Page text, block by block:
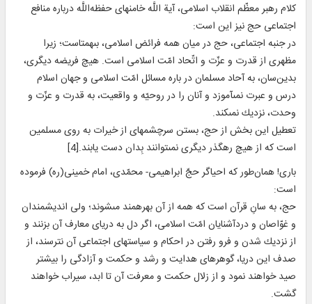
کلام رهبر معظّم انقلاب اسلامى، آية اللَّه خامنه‏اى حفظه‌اللَّه در‌باره منافع
اجتماعى حج نیز این است:
در جنبه اجتماعى، حج در ميان همه فرائض اسلامى، بى‏همتاست؛ زيرا
مظهرى از قدرت و عزّت و اتّحاد امّت اسلامى است. هيچ فريضه ديگرى،
بدين‌سان، به آحاد مسلمان در باره مسائل امّت اسلامى و جهان اسلام
درس و عبرت نمى‏آموزد و آنان را در روحيّه و واقعيت، به قدرت و عزّت و
وحدت، نزديك نمى‏كند.
تعطيل اين بخش از حج، بستن سرچشمه‏اى از خيرات به روى مسلمين
است كه از هيچ ره‏گذر ديگرى نمى‏توانند بِدان دست يابند.[4]
بارى! همان‌طور كه احياگر حجّ ابراهيمى- محمّدى، امام خمينی(ره) فرموده
است:
حج، به سانِ قرآن است كه همه از آن بهره‏مند مى‏شوند؛ ولى انديشمندان
و غوّاصان و دردآشنايان امّت اسلامى، اگر دل به درياى معارف آن بزنند و
از نزديك شدن و فرو رفتن در احكام و سياست‏هاى اجتماعى آن نترسند، از
صدف اين دريا، گوهرهاى هدايت و رشد و حكمت و آزادگى را بيشتر
صيد خواهند نمود و از زلال حكمت و معرفت آن تا ابد، سيراب خواهند
گشت.